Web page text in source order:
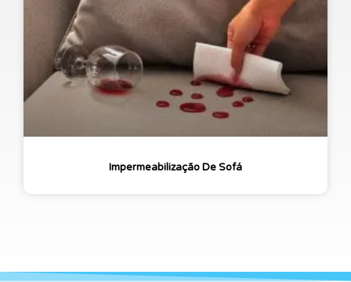
Impermeabilização De Sofá